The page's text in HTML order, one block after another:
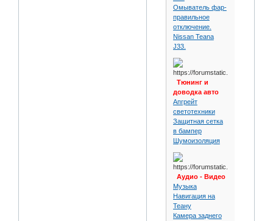
Омыватель фар-
правильное
отключение.
Nissan Teana
J33.
Тюнинг и
доводка авто
Апгрейт
светотехники
Защитная сетка
в бампер
Шумоизоляция
Аудио - Видео
Музыка
Навигация на
Теану
Камера заднего